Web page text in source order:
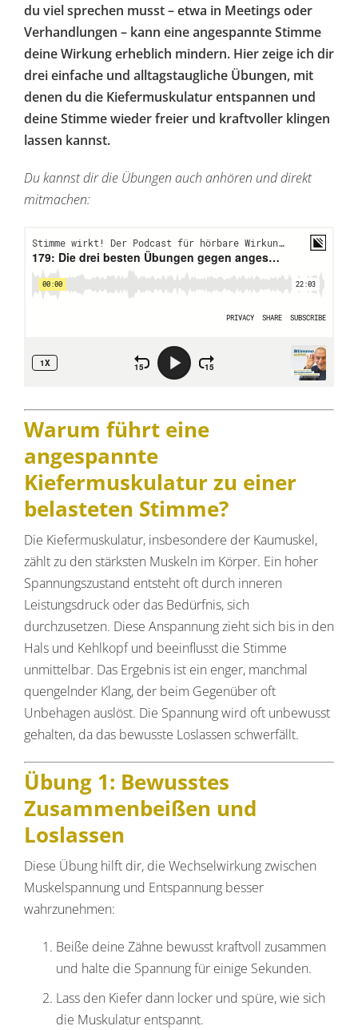
du viel sprechen musst – etwa in Meetings oder
Verhandlungen – kann eine angespannte Stimme
deine Wirkung erheblich mindern. Hier zeige ich dir
drei einfache und alltagstaugliche Übungen, mit
denen du die Kiefermuskulatur entspannen und
deine Stimme wieder freier und kraftvoller klingen
lassen kannst.
Du kannst dir die Übungen auch anhören und direkt
mitmachen:
Warum führt eine
angespannte
Kiefermuskulatur zu einer
belasteten Stimme?
Die Kiefermuskulatur, insbesondere der Kaumuskel,
zählt zu den stärksten Muskeln im Körper. Ein hoher
Spannungszustand entsteht oft durch inneren
Leistungsdruck oder das Bedürfnis, sich
durchzusetzen. Diese Anspannung zieht sich bis in den
Hals und Kehlkopf und beeinflusst die Stimme
unmittelbar. Das Ergebnis ist ein enger, manchmal
quengelnder Klang, der beim Gegenüber oft
Unbehagen auslöst. Die Spannung wird oft unbewusst
gehalten, da das bewusste Loslassen schwerfällt.
Übung 1: Bewusstes
Zusammenbeißen und
Loslassen
Diese Übung hilft dir, die Wechselwirkung zwischen
Muskelspannung und Entspannung besser
wahrzunehmen:
Beiße deine Zähne bewusst kraftvoll zusammen
und halte die Spannung für einige Sekunden.
Lass den Kiefer dann locker und spüre, wie sich
die Muskulatur entspannt.